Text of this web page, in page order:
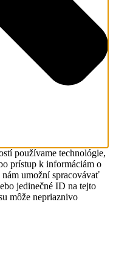
používame technológie,
prístup k informáciám o
umožní spracovávať
jedinečné ID na tejto
môže nepriaznivo